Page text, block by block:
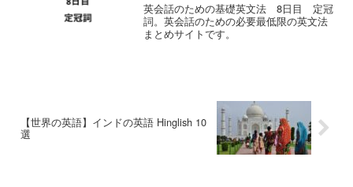
英会話のための基礎英文法 8日目 定冠
詞。英会話のための必要最低限の英文法
まとめサイトです。
【世界の英語】インドの英語 Hinglish 10
選